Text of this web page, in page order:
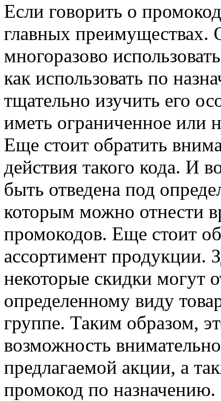
Если говорить о
главных преимуществах.
многоразово
как использовать по
тщательно изучить его
иметь ограниченное или
Еще стоит обратить
действия такого кода. И
быть отведена под
которым можно отнести
промокодов. Еще стоит
ассортимент продукции.
некоторые скидки могут
определенному виду
группе. Таким образом,
возможность
предлагаемой акции, а
промокод по назначению.